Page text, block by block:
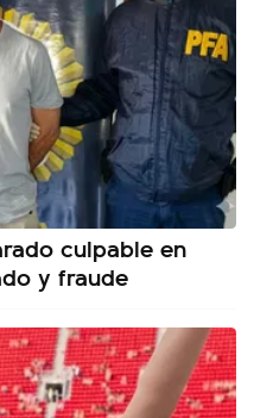
culpable en
y fraude